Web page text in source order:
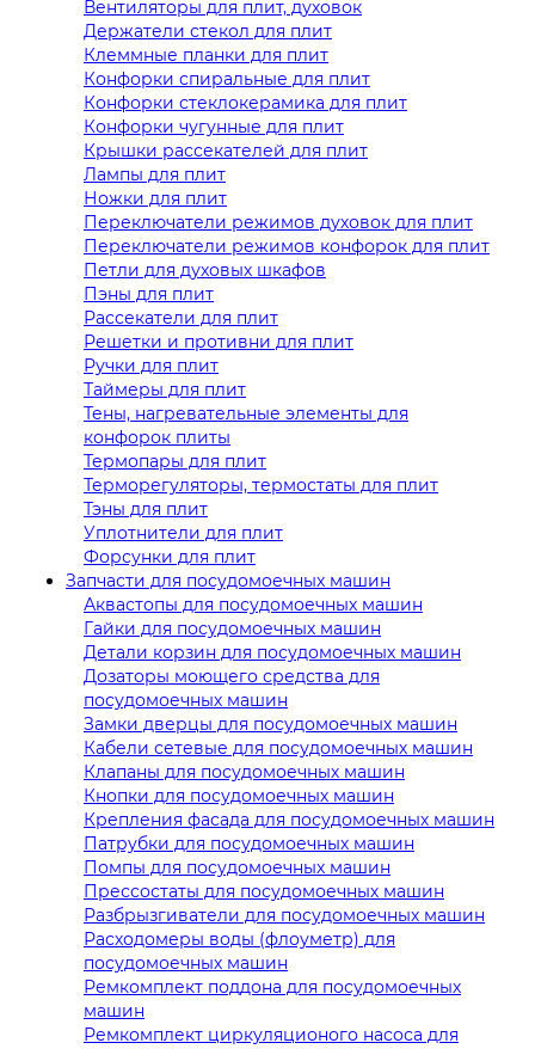
Вентиляторы для плит, духовок
Держатели стекол для плит
Клеммные планки для плит
Конфорки спиральные для плит
Конфорки стеклокерамика для плит
Конфорки чугунные для плит
Крышки рассекателей для плит
Лампы для плит
Ножки для плит
Переключатели режимов духовок для плит
Переключатели режимов конфорок для плит
Петли для духовых шкафов
Пэны для плит
Рассекатели для плит
Решетки и противни для плит
Ручки для плит
Таймеры для плит
Тены, нагревательные элементы для
конфорок плиты
Термопары для плит
Терморегуляторы, термостаты для плит
Тэны для плит
Уплотнители для плит
Форсунки для плит
Запчасти для посудомоечных машин
Аквастопы для посудомоечных машин
Гайки для посудомоечных машин
Детали корзин для посудомоечных машин
Дозаторы моющего средства для
посудомоечных машин
Замки дверцы для посудомоечных машин
Кабели сетевые для посудомоечных машин
Клапаны для посудомоечных машин
Кнопки для посудомоечных машин
Крепления фасада для посудомоечных машин
Патрубки для посудомоечных машин
Помпы для посудомоечных машин
Прессостаты для посудомоечных машин
Разбрызгиватели для посудомоечных машин
Расходомеры воды (флоуметр) для
посудомоечных машин
Ремкомплект поддона для посудомоечных
машин
Ремкомплект циркуляционого насоса для